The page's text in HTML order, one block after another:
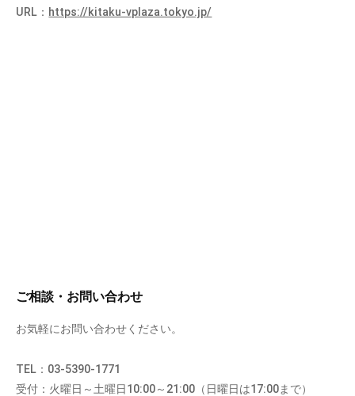
URL： https://kitaku-vplaza.tokyo.jp/
ご相談・お問い合わせ
お気軽にお問い合わせください。
TEL：03-5390-1771
受付：火曜日～土曜日10:00～21:00（日曜日は17:00まで）